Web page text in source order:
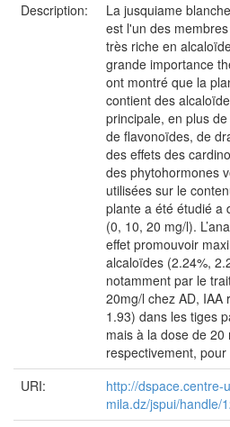
Description:
La jusquiame
est l'un des
très riche en
grande importance
ont montré que la
contient des
principale, en plus
de flavonoïdes, de
des effets des
des phytohormones
utilisées sur le
plante a été étudié a
(0, 10, 20 mg/l).
effet promouvoir
alcaloïdes (2.24%,
notamment par le
20mg/l chez AD, IAA
1.93) dans les tiges
mais à la dose de
respectivement,
URI:
http://dspace.centre-
mila.dz/jspui/handle/